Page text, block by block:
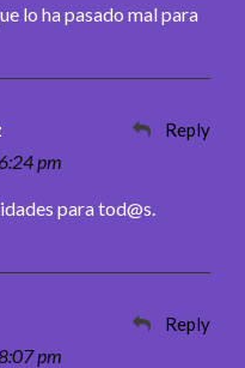
lo ha pasado mal para
pm
Reply
para tod@s.
pm
Reply